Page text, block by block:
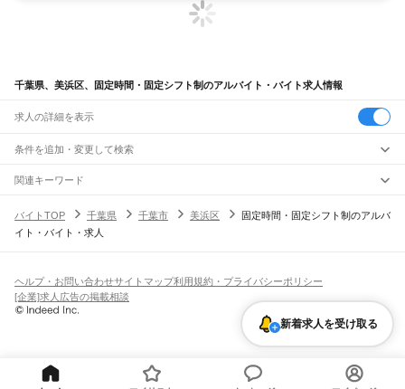
千葉県、美浜区、固定時間・固定シフト制のアルバイト・バイト求人情報
求人の詳細を表示
条件を追加・変更して検索
市区町村を追加・変更
千葉県すべて
千葉市 すべて
旭市習志野市柏市勝浦市市原市流山市八千代市我孫子市鴨川市鎌ケ谷市
君津市富津市浦安市 印西市白井市富里市南房総市
匝瑳市香取市 印旛郡 香取郡山武郡 長生郡夷隅郡
駅を追加・変更
JR中央・総武線
市川駅本八幡駅下総中山駅 津田沼駅
幕張駅
新検見川駅
南酒々井駅
日向駅 横芝駅飯倉駅 干潟駅
飯岡駅倉橋駅 松岸駅銚子駅
職種を追加・変更
飲食・フードサービスすべて
ホールスタッフキッチンスタッフ
パン屋（ベーカリー）
バー（BAR）・バーテンダー
飲食店（店長・マネージャー）
営業テレフォンアポインター（テレアポ） ルートセールス
フードカウンター販売員
アパレル 家電量販店・携帯販売（携帯ショップ）
人気
日払いOK高校生歓迎 髪型・髪色自由
留学生・外国人活躍中
シフト
雇用形態を追加・変更
派遣社員
関連キーワード
バイトTOP
千葉県 千葉市 美浜区
固定時間・固定シフト制のアルバ
イト・バイト・求人
新着求人を受け取る
ヘルプ・お問い合わせサイトマップ利用規約・プライバシーポリシー
[企業]求人広告の掲載相談